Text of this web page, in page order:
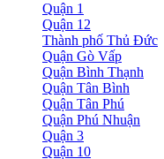
Quận 1
Quận 12
Thành phố Thủ Đức
Quận Gò Vấp
Quận Bình Thạnh
Quận Tân Bình
Quận Tân Phú
Quận Phú Nhuận
Quận 3
Quận 10